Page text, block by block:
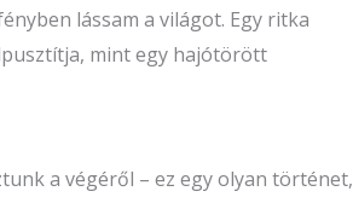
lássam a világot. Egy ritka
mint egy hajótörött
a végéről – ez egy olyan történet,